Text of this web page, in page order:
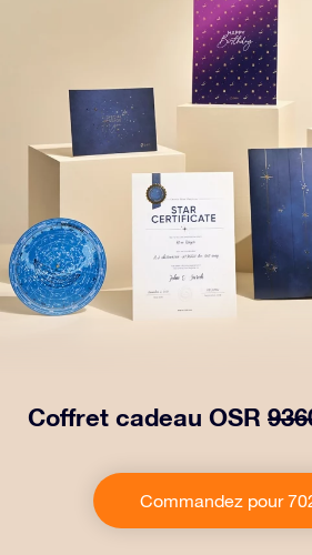
Coffret cadeau OSR
Ce cadeau comprend une belle
documents personnalisés envoyés
choix, ainsi que des
Commandez pour